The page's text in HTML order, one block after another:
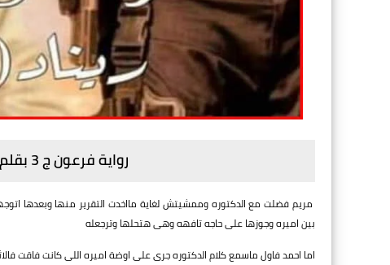
رواية فرعون ج 3 بقلم ريناد - الفصل السابع عشر
مريم فضلت مع الدكتوره وممشيتش لغاية مااخدت التقرير منها وبعدها
بين اميره وجوزها على حاجه تافهه وهى هتحلها وترجعله
اما احمد فاول ماسمع كلام الدكتوره جرى على اوضة اميره اللى كانت فاقت